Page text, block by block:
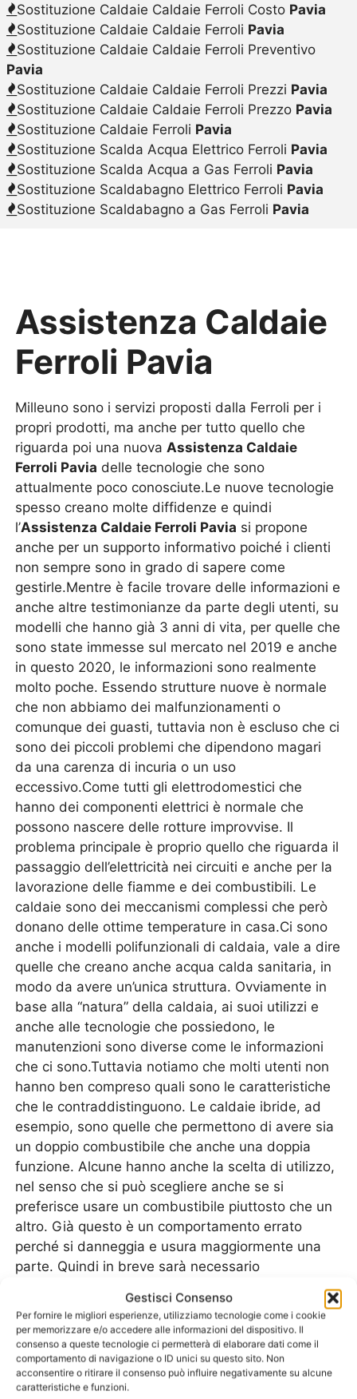
Gestisci Consenso
Per fornire le migliori esperienze, utilizziamo tecnologie come i cookie
per memorizzare e/o accedere alle informazioni del dispositivo. Il
consenso a queste tecnologie ci permetterà di elaborare dati come il
comportamento di navigazione o ID unici su questo sito. Non
acconsentire o ritirare il consenso può influire negativamente su alcune
caratteristiche e funzioni.
Sostituzione Caldaie Caldaie Ferroli Costo Pavia
Sostituzione Caldaie Caldaie Ferroli Pavia
Sostituzione Caldaie Caldaie Ferroli Preventivo
Pavia
Sostituzione Caldaie Caldaie Ferroli Prezzi Pavia
Sostituzione Caldaie Caldaie Ferroli Prezzo Pavia
Sostituzione Caldaie Ferroli Pavia
Sostituzione Scalda Acqua Elettrico Ferroli Pavia
Sostituzione Scalda Acqua a Gas Ferroli Pavia
Sostituzione Scaldabagno Elettrico Ferroli Pavia
Sostituzione Scaldabagno a Gas Ferroli Pavia
Assistenza Caldaie
Ferroli Pavia
Milleuno sono i servizi proposti dalla Ferroli per i
propri prodotti, ma anche per tutto quello che
riguarda poi una nuovaAssistenza Caldaie
Ferroli Pavia delle tecnologie che sono
attualmente poco conosciute.Le nuove tecnologie
spesso creano molte diffidenze e quindi
l’Assistenza Caldaie Ferroli Pavia si propone
anche per un supporto informativo poiché i clienti
non sempre sono in grado di sapere come
gestirle.Mentre è facile trovare delle informazioni e
anche altre testimonianze da parte degli utenti, su
modelli che hanno già 3 anni di vita, per quelle che
sono state immesse sul mercato nel 2019 e anche
in questo 2020, le informazioni sono realmente
molto poche. Essendo strutture nuove è normale
che non abbiamo dei malfunzionamenti o
comunque dei guasti, tuttavia non è escluso che ci
sono dei piccoli problemi che dipendono magari
da una carenza di incuria o un uso
eccessivo.Come tutti gli elettrodomestici che
hanno dei componenti elettrici è normale che
possono nascere delle rotture improvvise. Il
problema principale è proprio quello che riguarda il
passaggio dell’elettricità nei circuiti e anche per la
lavorazione delle fiamme e dei combustibili. Le
caldaie sono dei meccanismi complessi che però
donano delle ottime temperature in casa.Ci sono
anche i modelli polifunzionali di caldaia, vale a dire
quelle che creano anche acqua calda sanitaria, in
modo da avere un’unica struttura. Ovviamente in
base alla “natura” della caldaia, ai suoi utilizzi e
anche alle tecnologie che possiedono, le
manutenzioni sono diverse come le informazioni
che ci sono.Tuttavia notiamo che molti utenti non
hanno ben compreso quali sono le caratteristiche
che le contraddistinguono. Le caldaie ibride, ad
esempio, sono quelle che permettono di avere sia
un doppio combustibile che anche una doppia
funzione. Alcune hanno anche la scelta di utilizzo,
nel senso che si può scegliere anche se si
preferisce usare un combustibile piuttosto che un
altro. Già questo è un comportamento errato
perché si danneggia e usura maggiormente una
parte. Quindi in breve sarà necessario
tecnica.Allo
stesso modo ci sono gli utenti che decidono di
utilizzare una caldaia in modo continuativo, senza
effettuare un rodaggio. Una volta che si accende
la caldaia, che non ha mai avuto un tempo di
“adattamento” alle funzioni, è normale che si vada